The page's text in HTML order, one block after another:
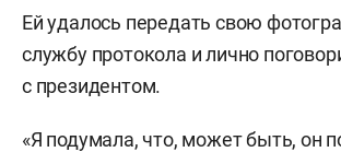
Ей удалось передать свою
службу протокола и лично
с президентом.
«Я подумала, что, может быть, он